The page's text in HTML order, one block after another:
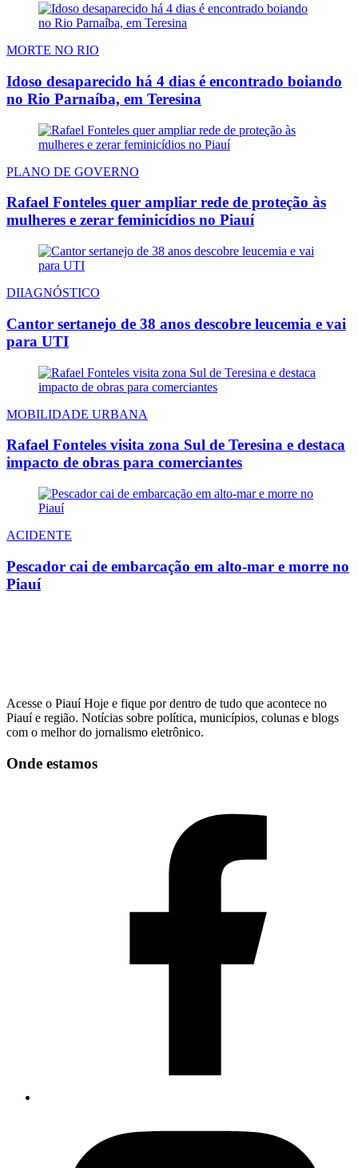
MORTE NO RIO
Idoso desaparecido há 4 dias é encontrado boiando
no Rio Parnaíba, em Teresina
PLANO DE GOVERNO
Rafael Fonteles quer ampliar rede de proteção às
mulheres e zerar feminicídios no Piauí
DIIAGNÓSTICO
Cantor sertanejo de 38 anos descobre leucemia e vai
para UTI
MOBILIDADE URBANA
Rafael Fonteles visita zona Sul de Teresina e destaca
impacto de obras para comerciantes
ACIDENTE
Pescador cai de embarcação em alto-mar e morre no
Piauí
Acesse o Piauí Hoje e fique por dentro de tudo que acontece no
Piauí e região. Notícias sobre política, municípios, colunas e blogs
com o melhor do jornalismo eletrônico.
Onde estamos